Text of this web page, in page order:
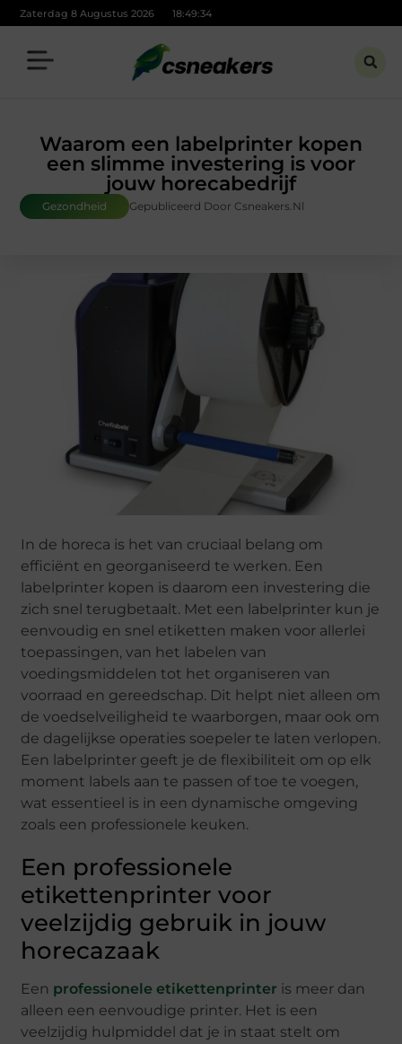
Zaterdag 8 Augustus 2026 18:49:35
Waarom een labelprinter kopen
een slimme investering is voor
jouw horecabedrijf
Gezondheid Gepubliceerd Door Csneakers.nl
In de horeca is het van cruciaal belang om
efficiënt en georganiseerd te werken. Een
labelprinter kopen is daarom een investering die
zich snel terugbetaalt. Met een labelprinter kun je
eenvoudig en snel etiketten maken voor allerlei
toepassingen, van het labelen van
voedingsmiddelen tot het organiseren van
voorraad en gereedschap. Dit helpt niet alleen om
de voedselveiligheid te waarborgen, maar ook om
de dagelijkse operaties soepeler te laten verlopen.
Een labelprinter geeft je de flexibiliteit om op elk
moment labels aan te passen of toe te voegen,
wat essentieel is in een dynamische omgeving
zoals een professionele keuken.
Een professionele
etikettenprinter voor
veelzijdig gebruik in jouw
horecazaak
Een professionele etikettenprinter is meer dan
alleen een eenvoudige printer. Het is een
veelzijdig hulpmiddel dat je in staat stelt om